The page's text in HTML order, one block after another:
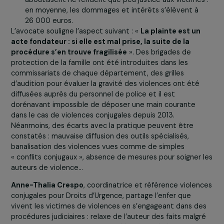
comprendre la spécificité des violences faites aux
Zoë Royaux, avocate au Barreau de Paris, évoque les
du système de justice français :
1/3 des femmes tuées par leur conjoint ou ex-
avait signalé des faits de violence,
Si depuis 2019, le téléphone grave danger et le
bracelet antirapprochement peuvent être donnés
victimes par le procureur de la République afin
d’assurer leur protection, l’accès effectif à ce
est très limité,
Souvent classées sans suite, les affaires qui
aboutissent ne rendent que peu justice aux
en moyenne, les dommages et intérêts s’élèvent à
26 000 euros.
L’avocate souligne l’aspect suivant : «La plainte est un
acte fondateur : si elle est mal prise, la suite de la
procédure s’en trouve fragilisée». Des brigades de
protection de la famille ont été introduites dans les